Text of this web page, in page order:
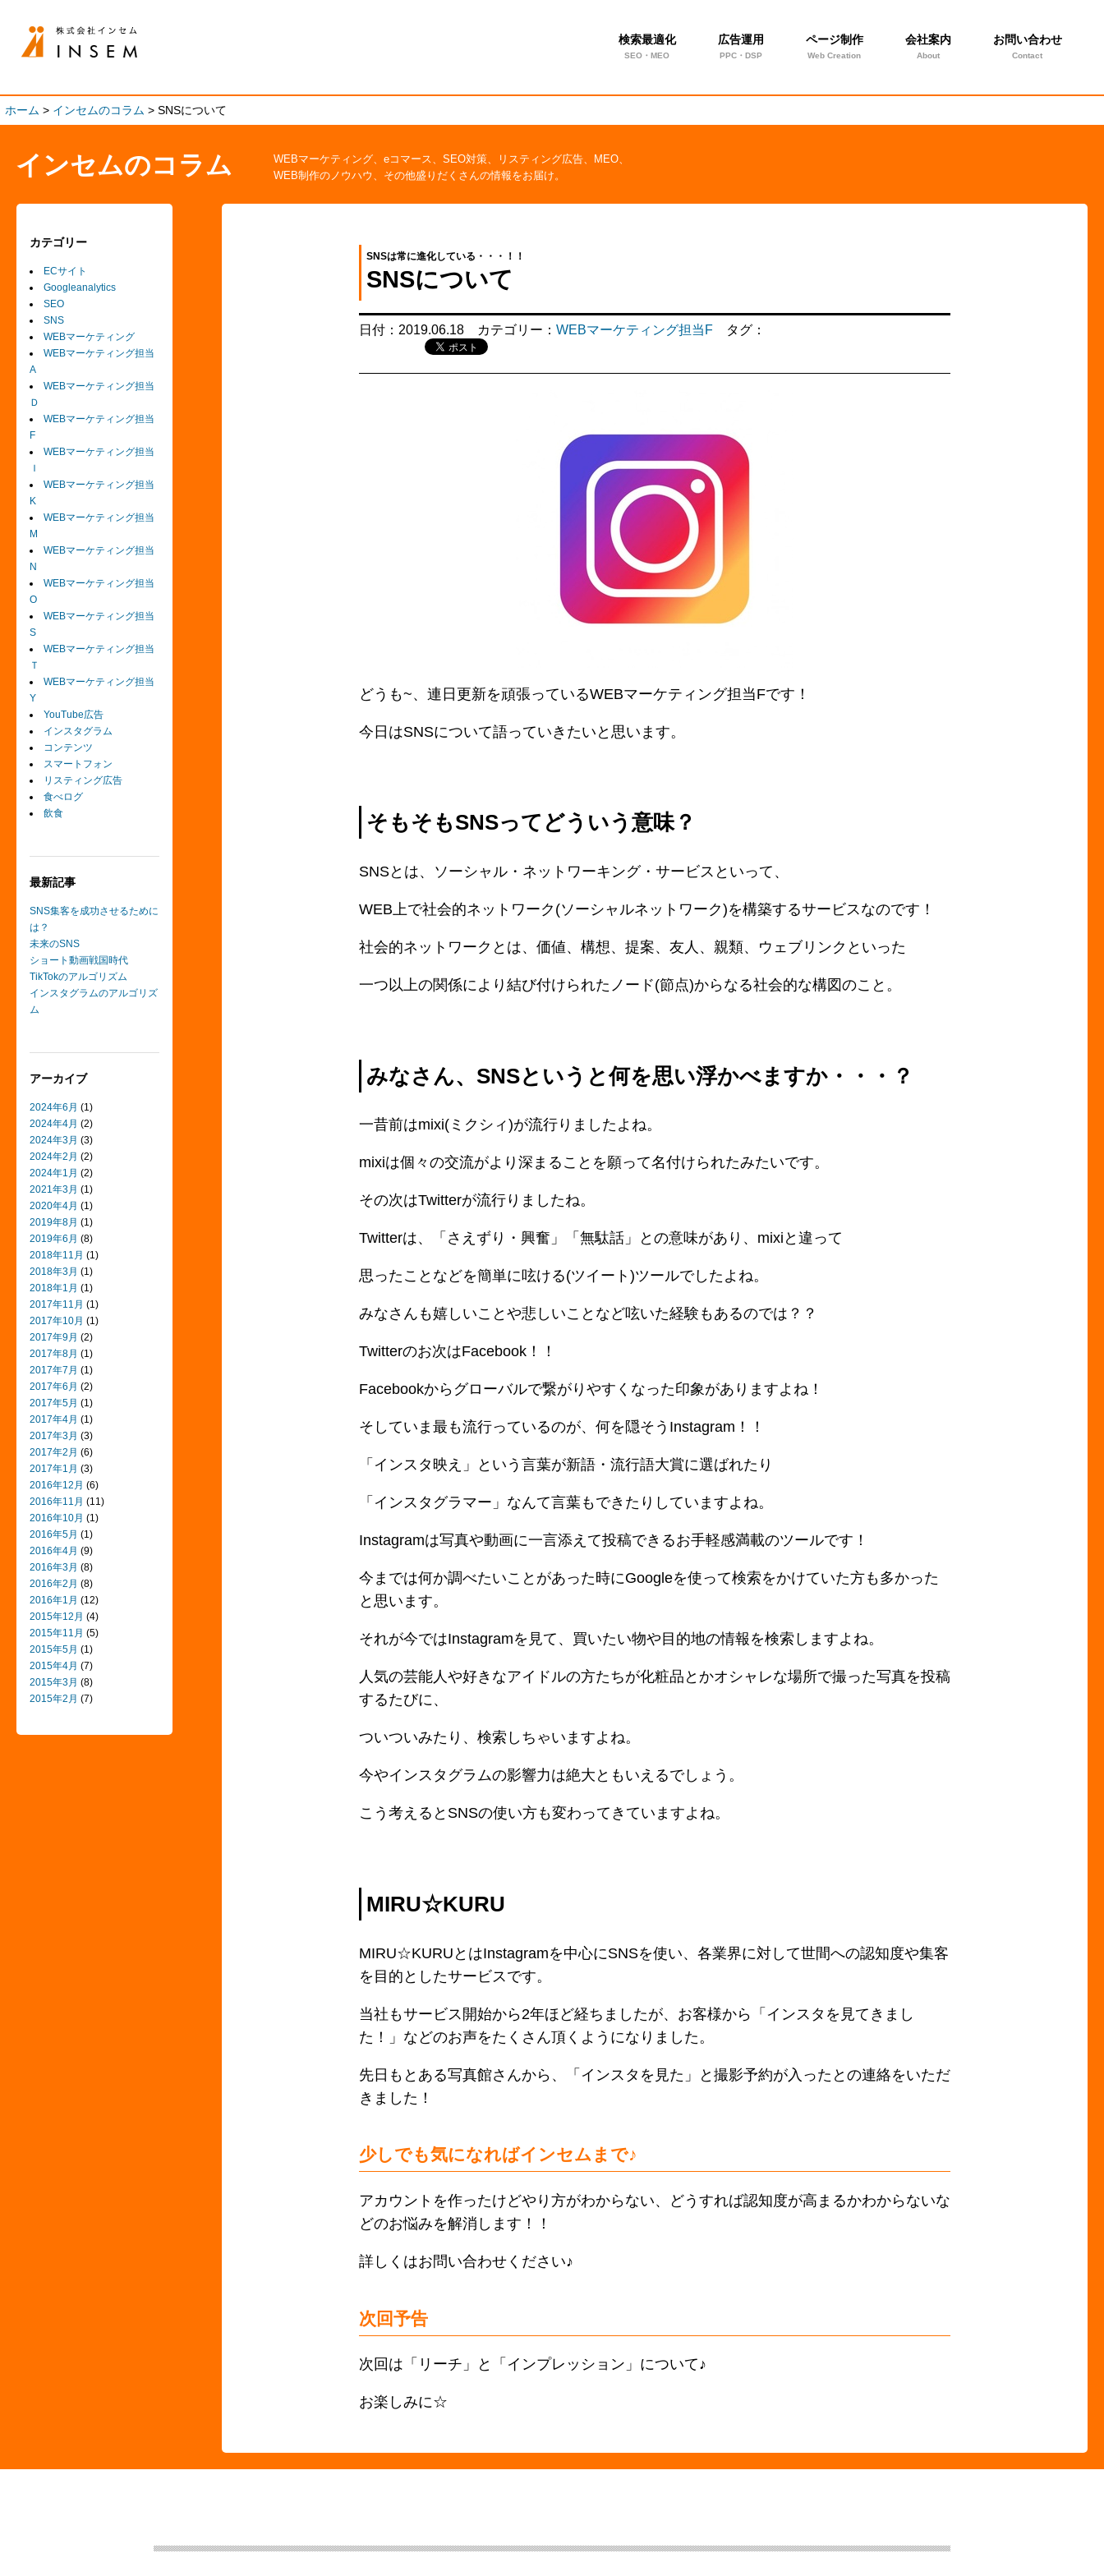
検索最適化
SEO・MEO
広告運用
PPC・DSP
ページ制作
Web Creation
会社案内
About
お問い合わせ
Contact
ホーム > インセムのコラム > SNSについて
インセムのコラム
WEBマーケティング、eコマース、SEO対策、リスティング広告、MEO、
WEB制作のノウハウ、その他盛りだくさんの情報をお届け。
SNSは常に進化している・・・！！
SNSについて
日付： 2019.06.18 カテゴリー： WEBマーケティング担当F タグ：
どうも~、連日更新を頑張っているWEBマーケティング担当Fです！
今日はSNSについて語っていきたいと思います。
そもそもSNSってどういう意味？
SNSとは、ソーシャル・ネットワーキング・サービスといって、
WEB上で社会的ネットワーク(ソーシャルネットワーク)を構築するサービスなのです！
社会的ネットワークとは、価値、構想、提案、友人、親類、ウェブリンクといった
一つ以上の関係により結び付けられたノード(節点)からなる社会的な構図のこと。
みなさん、SNSというと何を思い浮かべますか・・・？
一昔前はmixi(ミクシィ)が流行りましたよね。
mixiは個々の交流がより深まることを願って名付けられたみたいです。
その次はTwitterが流行りましたね。
Twitterは、「さえずり・興奮」「無駄話」との意味があり、mixiと違って
思ったことなどを簡単に呟ける(ツイート)ツールでしたよね。
みなさんも嬉しいことや悲しいことなど呟いた経験もあるのでは？？
Twitterのお次はFacebook！！
Facebookからグローバルで繋がりやすくなった印象がありますよね！
そしていま最も流行っているのが、何を隠そうInstagram！！
「インスタ映え」という言葉が新語・流行語大賞に選ばれたり
「インスタグラマー」なんて言葉もできたりしていますよね。
Instagramは写真や動画に一言添えて投稿できるお手軽感満載のツールです！
今までは何か調べたいことがあった時にGoogleを使って検索をかけていた方も多かった
と思います。
それが今ではInstagramを見て、買いたい物や目的地の情報を検索しますよね。
人気の芸能人や好きなアイドルの方たちが化粧品とかオシャレな場所で撮った写真を投稿
するたびに、
ついついみたり、検索しちゃいますよね。
今やインスタグラムの影響力は絶大ともいえるでしょう。
こう考えるとSNSの使い方も変わってきていますよね。
MIRU☆KURU
MIRU☆KURUとはInstagramを中心にSNSを使い、各業界に対して世間への認知度や集客
を目的としたサービスです。
当社もサービス開始から2年ほど経ちましたが、お客様から「インスタを見てきまし
た！」などのお声をたくさん頂くようになりました。
先日もとある写真館さんから、「インスタを見た」と撮影予約が入ったとの連絡をいただ
きました！
少しでも気になればインセムまで♪
アカウントを作ったけどやり方がわからない、どうすれば認知度が高まるかわからないな
どのお悩みを解消します！！
詳しくはお問い合わせください♪
次回予告
次回は「リーチ」と「インプレッション」について♪
お楽しみに☆
カテゴリー
ECサイト
Googleanalytics
SEO
SNS
WEBマーケティング
WEBマーケティング担当
A
WEBマーケティング担当
Ｄ
WEBマーケティング担当
F
WEBマーケティング担当
Ｉ
WEBマーケティング担当
K
WEBマーケティング担当
M
WEBマーケティング担当
N
WEBマーケティング担当
O
WEBマーケティング担当
S
WEBマーケティング担当
Ｔ
WEBマーケティング担当
Y
YouTube広告
インスタグラム
コンテンツ
スマートフォン
リスティング広告
食べログ
飲食
最新記事
SNS集客を成功させるために
は？
未来のSNS
ショート動画戦国時代
TikTokのアルゴリズム
インスタグラムのアルゴリズ
ム
アーカイブ
2024年6月 (1)
2024年4月 (2)
2024年3月 (3)
2024年2月 (2)
2024年1月 (2)
2021年3月 (1)
2020年4月 (1)
2019年8月 (1)
2019年6月 (8)
2018年11月 (1)
2018年3月 (1)
2018年1月 (1)
2017年11月 (1)
2017年10月 (1)
2017年9月 (2)
2017年8月 (1)
2017年7月 (1)
2017年6月 (2)
2017年5月 (1)
2017年4月 (1)
2017年3月 (3)
2017年2月 (6)
2017年1月 (3)
2016年12月 (6)
2016年11月 (11)
2016年10月 (1)
2016年5月 (1)
2016年4月 (9)
2016年3月 (8)
2016年2月 (8)
2016年1月 (12)
2015年12月 (4)
2015年11月 (5)
2015年5月 (1)
2015年4月 (7)
2015年3月 (8)
2015年2月 (7)